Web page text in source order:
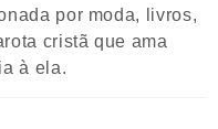
por moda, livros,
cristã que ama
à ela.